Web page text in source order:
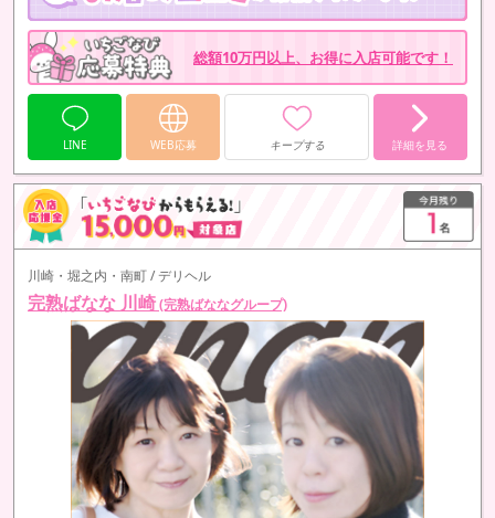
꙳✧˖°⌖꙳✧˖°⌖꙳✧˖°⌖꙳✧˖°⌖
総額10万円以上、お得に入店可能です！
LINE WEB応募 キープする 詳細を見る
川崎・堀之内・南町 / デリヘル
完熟ばなな 川崎(完熟ばななグループ)